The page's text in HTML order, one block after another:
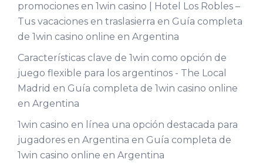
promociones en 1win casino | Hotel Los Robles –
Tus vacaciones en traslasierra en Guía completa
de 1win casino online en Argentina
Características clave de 1win como opción de
juego flexible para los argentinos - The Local
Madrid en Guía completa de 1win casino online
en Argentina
1win casino en línea una opción destacada para
jugadores en Argentina en Guía completa de
1win casino online en Argentina